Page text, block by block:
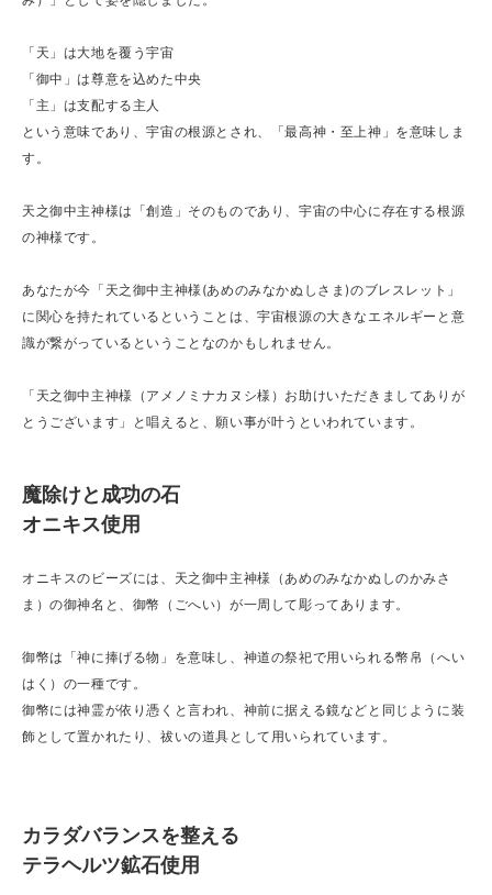
「天」は大地を覆う宇宙
「御中」は尊意を込めた中央
「主」は支配する主人
という意味であり、宇宙の根源とされ、「最高神・至上神」を意味しま
す。
天之御中主神様は「創造」そのものであり、宇宙の中心に存在する根源
の神様です。
あなたが今「天之御中主神様(あめのみなかぬしさま)のブレスレット」
に関心を持たれているということは、宇宙根源の大きなエネルギーと意
識が繋がっているということなのかもしれません。
「天之御中主神様（アメノミナカヌシ様）お助けいただきましてありが
とうございます」と唱えると、願い事が叶うといわれています。
魔除けと成功の石
オニキス使用
オニキスのビーズには、天之御中主神様（あめのみなかぬしのかみさ
ま）の御神名と、御幣（ごへい）が一周して彫ってあります。
御幣は「神に捧げる物」を意味し、神道の祭祀で用いられる幣帛（へい
はく）の一種です。
御幣には神霊が依り憑くと言われ、神前に据える鏡などと同じように装
飾として置かれたり、祓いの道具として用いられています。
カラダバランスを整える
テラヘルツ鉱石使用